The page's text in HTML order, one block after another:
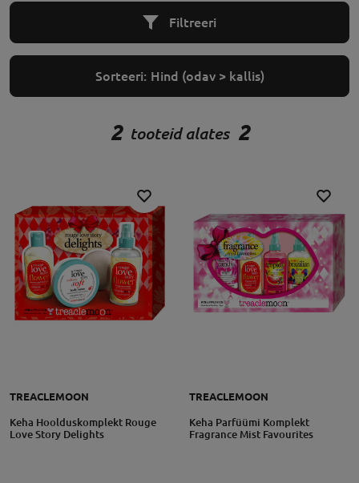
2 tooteid alates 2
Sorteeri: Hind (odav > kallis)
Filtreeri
TREACLEMOON
Keha Hoolduskomplekt Rouge
Love Story Delights
TREACLEMOON
Keha Parfüümi Komplekt
Fragrance Mist Favourites